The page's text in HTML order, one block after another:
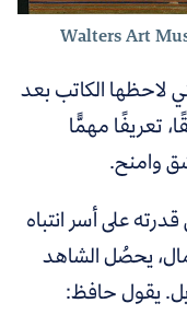
لاحظها الكاتب بعد
تعريفًا مهمًّا
وامنح.
على أسر انتباه
يحصُل الشاهد
يقول حافظ: